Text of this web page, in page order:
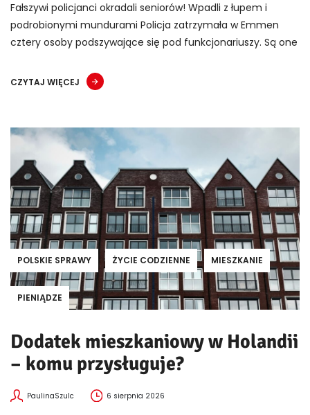
Fałszywi policjanci okradali seniorów! Wpadli z łupem i
podrobionymi mundurami Policja zatrzymała w Emmen
cztery osoby podszywające się pod funkcjonariuszy. Są one
CZYTAJ WIĘCEJ
POLSKIE SPRAWY ŻYCIE CODZIENNE MIESZKANIE
PIENIĄDZE
Dodatek mieszkaniowy w Holandii
– komu przysługuje?
PaulinaSzulc 6 sierpnia 2026